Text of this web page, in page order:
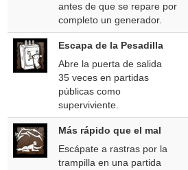
antes de que se repare por
completo un generador.
Escapa de la Pesadilla
Abre la puerta de salida
35 veces en partidas
públicas como
superviviente.
Más rápido que el mal
Escápate a rastras por la
trampilla en una partida